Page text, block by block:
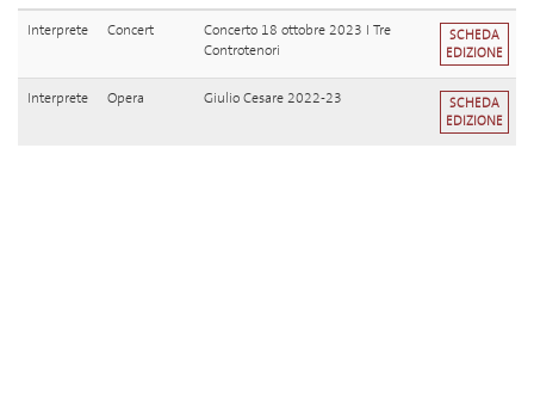
Interprete Concert
Concerto 18 ottobre 2023 I Tre
Controtenori
SCHEDA
EDIZIONE
Interprete Opera Giulio Cesare 2022-23
SCHEDA
EDIZIONE